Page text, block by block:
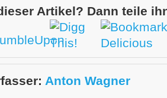
Artikel? Dann teile
Anton Wagner